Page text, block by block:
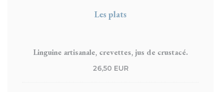
Les plats
Linguine artisanale, crevettes, jus de crustacé.
26,50 EUR